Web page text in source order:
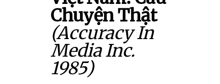
Chuyện Thật
(Accuracy In
Media Inc.
1985)